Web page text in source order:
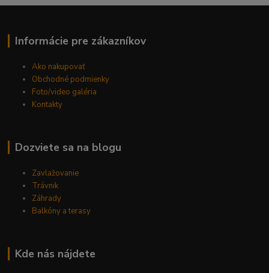
Informácie pre zákazníkov
Ako nakupovať
Obchodné podmienky
Foto/video galéria
Kontakty
Dozviete sa na blogu
Zavlažovanie
Trávnik
Záhrady
Balkóny a terasy
Kde nás nájdete